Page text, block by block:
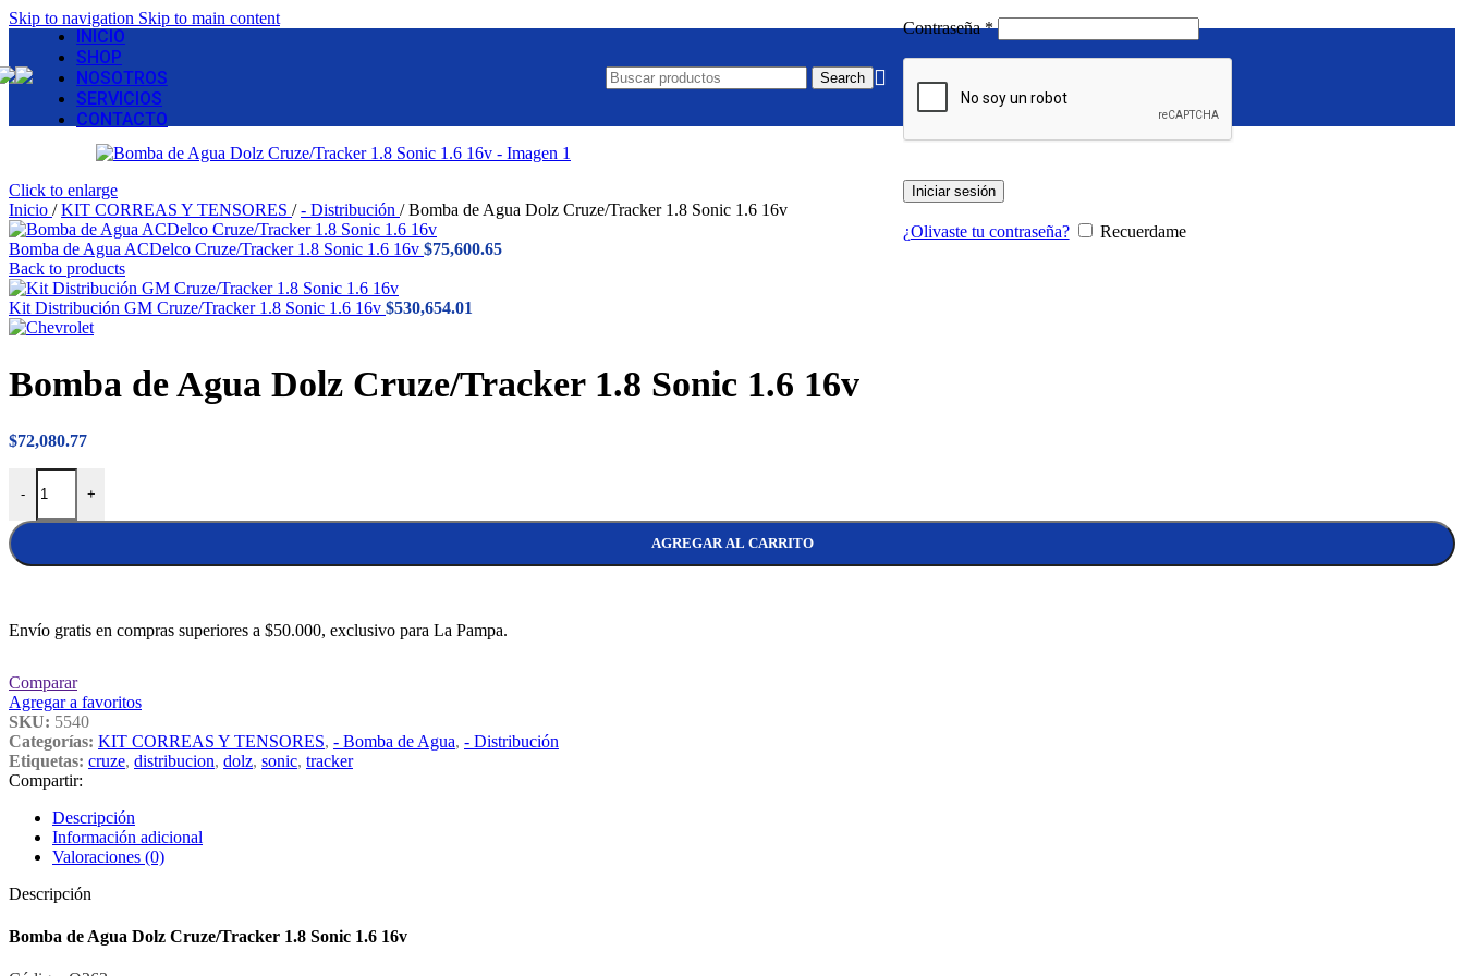
Skip to navigation Skip to main content
INICIO
SHOP
NOSOTROS
SERVICIOS
CONTACTO
Search
Contraseña*Requerido
Iniciar sesión
¿Olivaste tu contraseña? Recuerdame
Click to enlarge
Inicio / KIT CORREAS Y TENSORES / - Distribución / Bomba de Agua Dolz Cruze/Tracker 1.8 Sonic 1.6 16v
Bomba de Agua ACDelco Cruze/Tracker 1.8 Sonic 1.6 16v $75,600.65
Back to products
Kit Distribución GM Cruze/Tracker 1.8 Sonic 1.6 16v $530,654.01
Bomba de Agua Dolz Cruze/Tracker 1.8 Sonic 1.6 16v
$72,080.77
-
Bomba de Agua Dolz Cruze/Tracker 1.8 Sonic 1.6 16v cantidad
+
AGREGAR AL CARRITO
Envío gratis en compras superiores a $50.000, exclusivo para La Pampa.
Comparar
Agregar a favoritos
SKU: 5540
Categorías: KIT CORREAS Y TENSORES, - Bomba de Agua, - Distribución
Etiquetas: cruze, distribucion, dolz, sonic, tracker
Compartir:
Descripción
Información adicional
Valoraciones (0)
Descripción
Bomba de Agua Dolz Cruze/Tracker 1.8 Sonic 1.6 16v